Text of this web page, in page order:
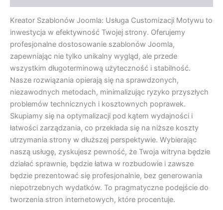
Kreator Szablonów Joomla: Usługa Customizacji Motywu to
inwestycja w efektywność Twojej strony. Oferujemy
profesjonalne dostosowanie szablonów Joomla,
zapewniając nie tylko unikalny wygląd, ale przede
wszystkim długoterminową użyteczność i stabilność.
Nasze rozwiązania opierają się na sprawdzonych,
niezawodnych metodach, minimalizując ryzyko przyszłych
problemów technicznych i kosztownych poprawek.
Skupiamy się na optymalizacji pod kątem wydajności i
łatwości zarządzania, co przekłada się na niższe koszty
utrzymania strony w dłuższej perspektywie. Wybierając
naszą usługę, zyskujesz pewność, że Twoja witryna będzie
działać sprawnie, będzie łatwa w rozbudowie i zawsze
będzie prezentować się profesjonalnie, bez generowania
niepotrzebnych wydatków. To pragmatyczne podejście do
tworzenia stron internetowych, które procentuje.